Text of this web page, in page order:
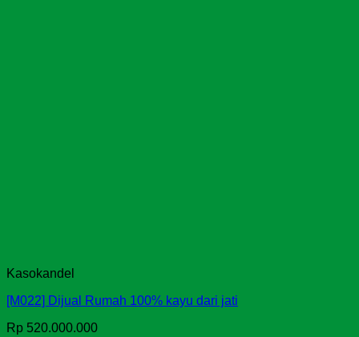
Kasokandel
[M022] Dijual Rumah 100% kayu dari jati
Rp 520.000.000